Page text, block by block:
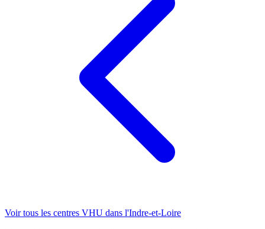
Voir tous les centres VHU dans l'Indre-et-Loire